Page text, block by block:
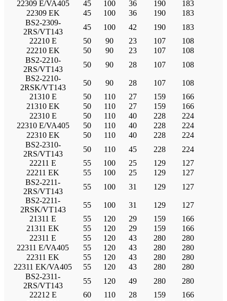
22309 E/VA405
45 100 36 190
183
22309 EK
45 100 36 190
183
BS2-2309-
2RS/VT143
45 100 42 190
183
22210 E
50 90 23 107
108
22210 EK
50 90 23 107
108
BS2-2210-
2RS/VT143
50 90 28 107
108
BS2-2210-
2RSK/VT143
50 90 28 107
108
21310 E
50 110 27 159
166
21310 EK
50 110 27 159
166
22310 E
50 110 40 228
224
22310 E/VA405
50 110 40 228
224
22310 EK
50 110 40 228
224
BS2-2310-
2RS/VT143
50 110 45 228
224
22211 E
55 100 25 129
127
22211 EK
55 100 25 129
127
BS2-2211-
2RS/VT143
55 100 31 129
127
BS2-2211-
2RSK/VT143
55 100 31 129
127
21311 E
55 120 29 159
166
21311 EK
55 120 29 159
166
22311 E
55 120 43 280
280
22311 E/VA405
55 120 43 280
280
22311 EK
55 120 43 280
280
22311 EK/VA405
55 120 43 280
280
BS2-2311-
2RS/VT143
55 120 49 280
280
22212 E
60 110 28 159
166